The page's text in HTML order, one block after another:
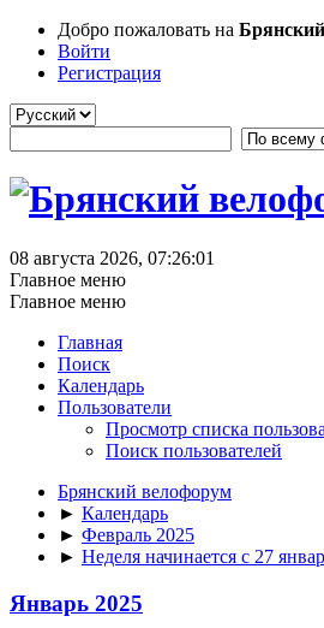
Добро пожаловать на
Войти
Регистрация
08 августа 2026, 07:26:01
Главное меню
Главное меню
Главная
Поиск
Календарь
Пользователи
Просмотр списка
Поиск пользователей
Брянский велофорум
► Календарь
► Февраль 2025
► Неделя начинается с 27
Январь 2025